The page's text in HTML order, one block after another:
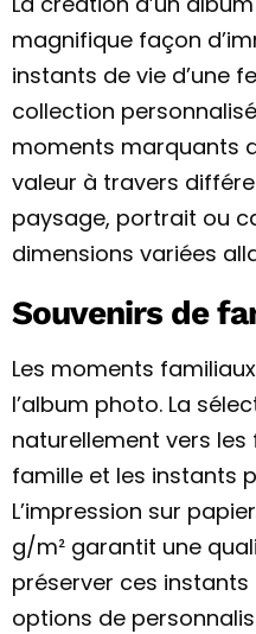
magnifique façon
instants de vie d’une
collection
moments marquants
valeur à travers
paysage, portrait ou
dimensions variées
Souvenirs de
Les moments
l’album photo. La
naturellement vers les
famille et les instants
L’impression sur
g/m² garantit une
préserver ces instants
options de